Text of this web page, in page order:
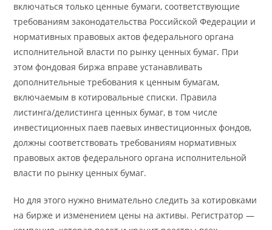
включаться только ценные бумаги, соответствующие
требованиям законодательства Российской Федерации и
нормативных правовых актов федерального органа
исполнительной власти по рынку ценных бумаг. При
этом фондовая биржа вправе устанавливать
дополнительные требования к ценным бумагам,
включаемым в котировальные списки. Правила
листинга/делистинга ценных бумаг, в том числе
инвестиционных паев паевых инвестиционных фондов,
должны соответствовать требованиям нормативных
правовых актов федерального органа исполнительной
власти по рынку ценных бумаг.
Но для этого нужно внимательно следить за котировками
на бирже и изменением цены на активы. Регистратор —